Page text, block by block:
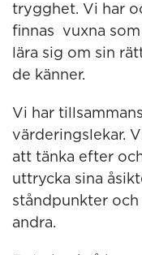
trygghet. Vi har
finnas vuxna
lära sig om sin
de känner.
Vi har
värderingslekar.
att tänka efter
uttrycka sina
ståndpunkter och
andra.